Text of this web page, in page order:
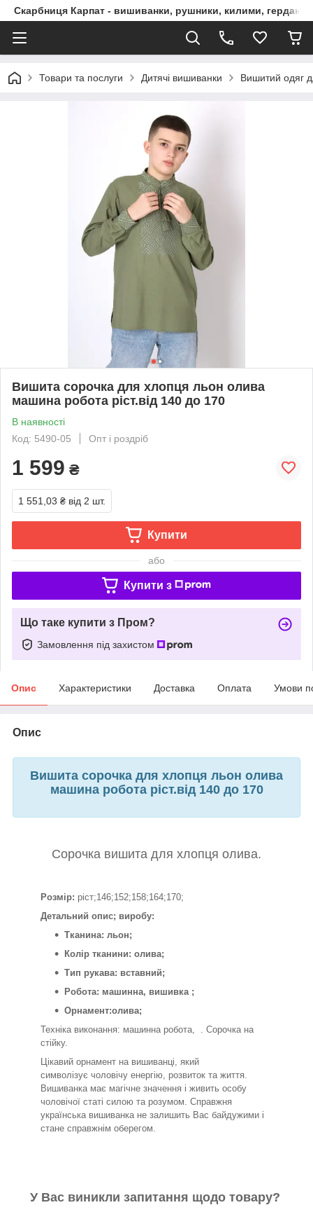
Скарбниця Карпат - вишиванки, рушники, килими, гердани,
Товари та послуги Дитячі вишиванки Вишитий одяг
Вишита сорочка для хлопця льон олива
машина робота ріст.від 140 до 170
В наявності
Код: 5490-05
Опт і роздріб
1 599 ₴
1 551,03 ₴ від 2 шт.
Купити
або
Купити з
Що таке купити з Пром?
Замовлення під захистом
Опис Характеристики Доставка Оплата Умови
Опис
Вишита сорочка для хлопця льон олива
машина робота ріст.від 140 до 170
Сорочка вишита для хлопця олива.
Розмір: ріст;146;152;158;164;170;
Детальний опис; виробу:
Тканина: льон;
Колір тканини: олива;
Тип рукава: вставний;
Робота: машинна, вишивка ;
Орнамент:олива;
Техніка виконання: машинна робота, . Сорочка на
стійку.
Цікавий орнамент на вишиванці, який
символізує чоловічу енергію, розвиток та життя.
Вишиванка має магічне значення і живить особу
чоловічої статі силою та розумом. Справжня
українська вишиванка не залишить Вас байдужими і
стане справжнім оберегом.
У Вас виникли запитання щодо товару?